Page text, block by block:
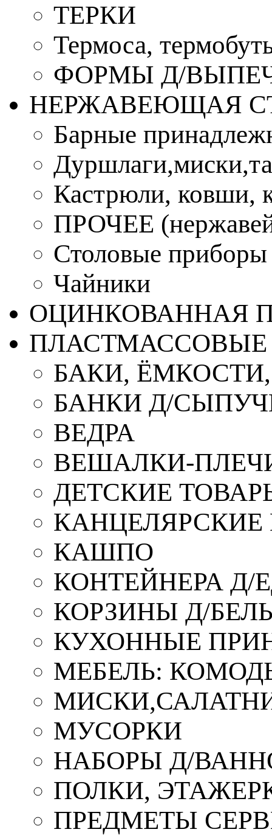
ТЕРКИ
Термоса,
ФОРМЫ Д/
НЕРЖАВЕЮЩАЯ
Барные
Кастрюли, ковши,
ПРОЧЕЕ
Столовые приборы
Чайники
ОЦИНКОВАННАЯ
ПЛАСТМАССОВЫЕ
БАКИ,
БАНКИ Д/
ВЕДРА
ВЕШАЛКИ-
ДЕТСКИЕ
КАШПО
КОНТЕЙНЕРА Д/
КОРЗИНЫ Д/
КУХОННЫЕ
МЕБЕЛЬ:
МУСОРКИ
НАБОРЫ Д/
ПОЛКИ,
ПРЕДМЕТЫ